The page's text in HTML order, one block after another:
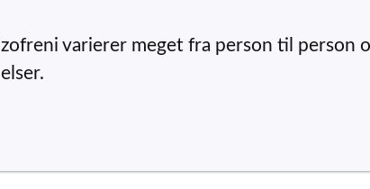
varierer meget fra person til person